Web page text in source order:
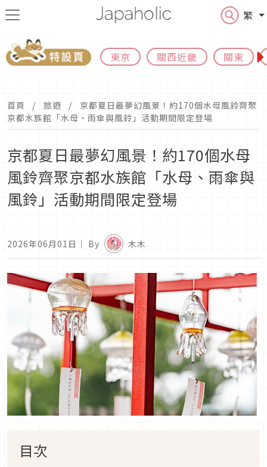
繁
東京 關西近畿 關東
首頁 旅遊
京都夏日最夢幻風景！約170個水母風鈴齊聚
京都水族館「水母、雨傘與風鈴」活動期間限定登場
京都夏日最夢幻風景！約170個水母
風鈴齊聚京都水族館「水母、雨傘與
風鈴」活動期間限定登場
2026年06月01日 ｜ By 木木
目次